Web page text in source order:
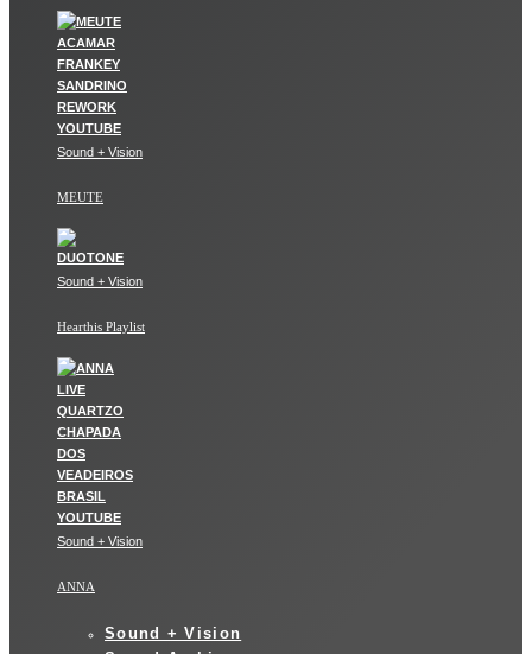
Sound + Vision
MEUTE
Sound + Vision
Hearthis Playlist
Sound + Vision
ANNA
Sound + Vision